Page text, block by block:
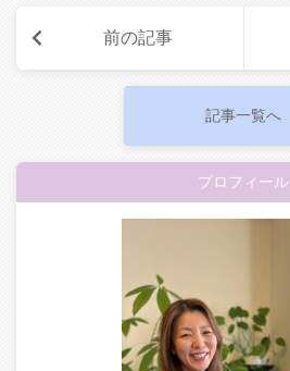
前の記事
記事一覧へ
プロフィール